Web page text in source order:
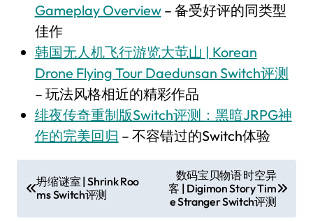
Gameplay Overview– 备受好评的同类型
佳作
韩国无人机飞行游览大芚山 | Korean
Drone Flying Tour Daedunsan Switch评测
– 玩法风格相近的精彩作品
绯夜传奇重制版Switch评测：黑暗JRPG神
作的完美回归 – 不容错过的Switch体验
章
导
坍缩谜室 | Shrink Roo
ms Switch评测
数码宝贝物语 时空异
客 | Digimon Story Tim
e Stranger Switch评测